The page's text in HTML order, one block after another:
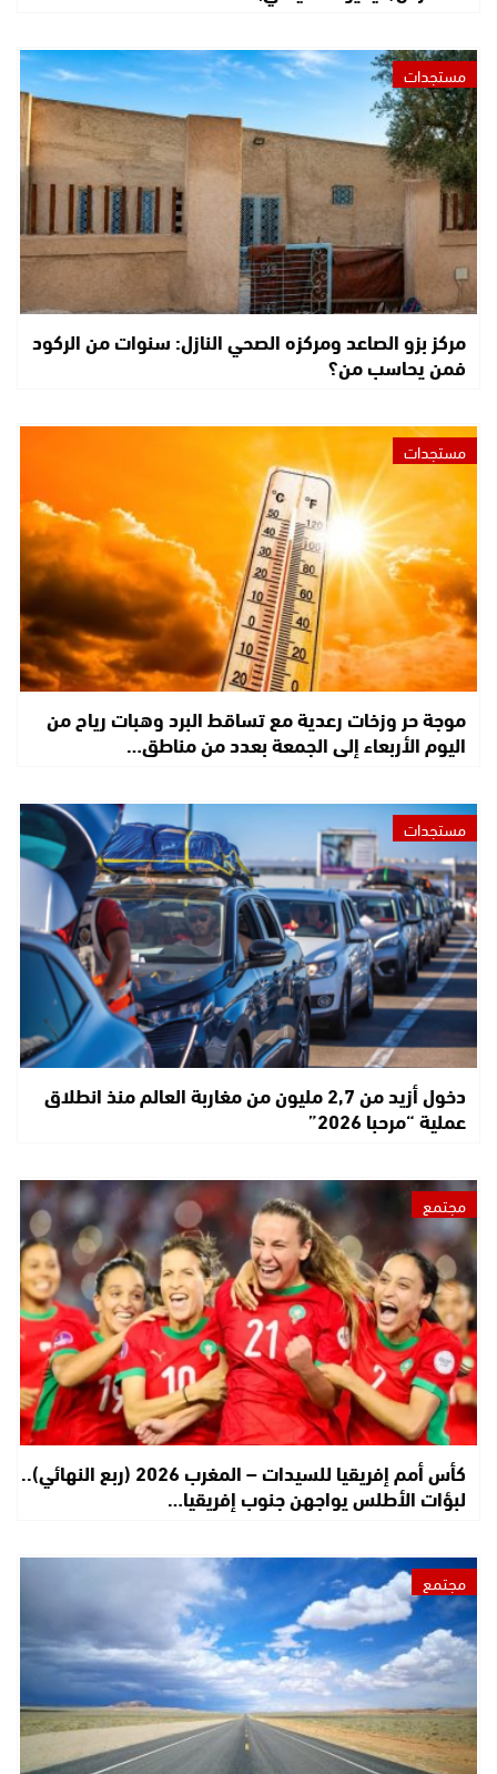
مستجدات
مركز بزو الصاعد ومركزه الصحي النازل: سنوات من الركود
فمن يحاسب من؟
مستجدات
موجة حر وزخات رعدية مع تساقط البرد وهبات رياح من
اليوم الأربعاء إلى الجمعة بعدد من مناطق…
مستجدات
دخول أزيد من 2,7 مليون من مغاربة العالم منذ انطلاق
عملية “مرحبا 2026”
مجتمع
كأس أمم إفريقيا للسيدات – المغرب 2026 (ربع النهائي)..
لبؤات الأطلس يواجهن جنوب إفريقيا…
مجتمع